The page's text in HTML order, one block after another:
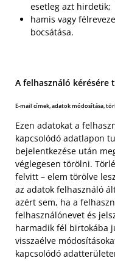
esetleg azt hirdetik;
hamis vagy
bocsátása.
A felhasználó
E-mail címek, adatok módosítása,
Ezen adatokat a
kapcsolódó adatlapon
bejelentkezése után
véglegesen törölni.
felvitt – elem törölve
az adatok felhasználó
azért sem, ha a
felhasználónevet és
harmadik fél birtokába
visszaélve
kapcsolódó